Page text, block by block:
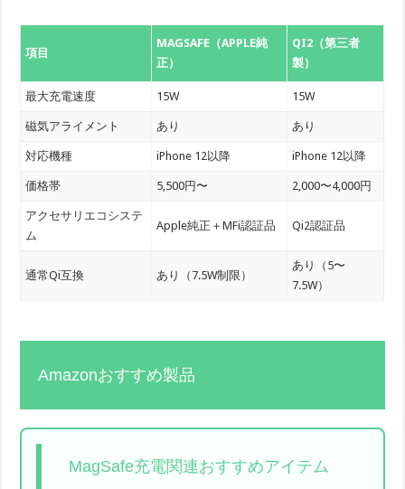
項目
MAGSAFE（APPLE純
正）
QI2（第三者
製）
最大充電速度 15W 15W
磁気アライメント あり あり
対応機種 iPhone 12以降 iPhone 12以降
価格帯 5,500円〜 2,000〜4,000円
アクセサリエコシステ
ム
Apple純正＋MFi認証品 Qi2認証品
通常Qi互換 あり（7.5W制限）
あり（5〜
7.5W）
Amazonおすすめ製品
MagSafe充電関連おすすめアイテム